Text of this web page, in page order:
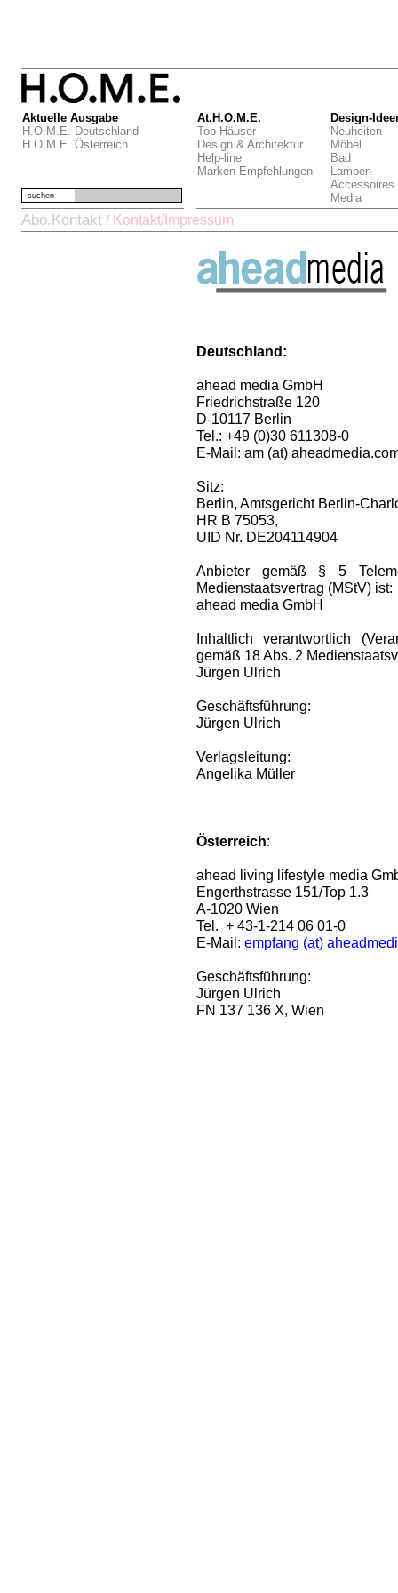
Aktuelle Ausgabe
H.O.M.E. Deutschland
H.O.M.E. Österreich
At.H.O.M.E.
Top Häuser
Design & Architektur
Help-line
Marken-Empfehlungen
Design-
Neuheiten
Möbel
Bad
Lampen
Accessoires
Media
suchen
Abo.Kontakt / Kontakt/Impressum
Deutschland:
ahead media GmbH
Friedrichstraße 120
D-10117 Berlin
Tel.: +49 (0)30 611308-0
E-Mail: am (at)
Sitz:
Berlin, Amtsgericht Berlin-
HR B 75053,
UID Nr. DE204114904
Anbieter gemäß § 5
Medienstaatsvertrag (MStV) ist:
ahead media GmbH
Inhaltlich verantwortlich
gemäß 18 Abs. 2
Jürgen Ulrich
Geschäftsführung:
Jürgen Ulrich
Verlagsleitung:
Angelika Müller
Österreich:
ahead living lifestyle media
Engerthstrasse 151/Top 1.3
A-1020 Wien
Tel. + 43-1-214 06 01-0
E-Mail: empfang (at)
Geschäftsführung:
Jürgen Ulrich
FN 137 136 X, Wien